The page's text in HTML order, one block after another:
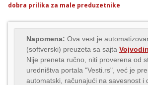
dobra prilika za male preduzetnike
Napomena: Ova vest je
(softverski) preuzeta sa sajta
Nije preneta ručno, niti proverena od
uredništva portala "Vesti.rs", već je
automatski, računajući na savesnost i